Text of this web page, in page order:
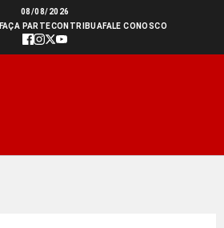
08/08/2026
FAÇA PARTECONTRIBUAFALE CONOSCO